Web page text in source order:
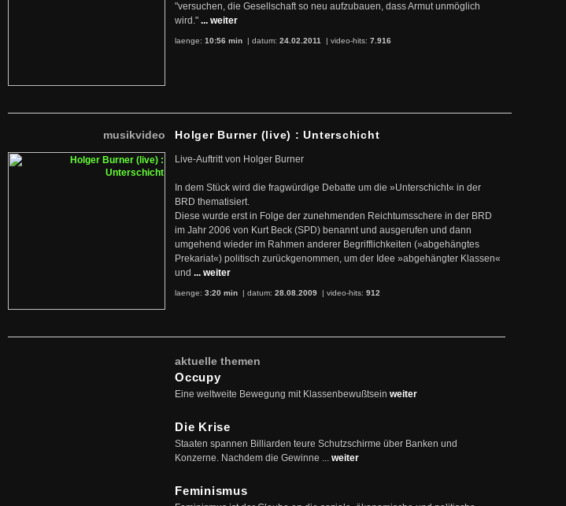
"versuchen, die Gesellschaft so neu aufzubauen, dass Armut unmöglich
wird." ... weiter
laenge: 10:56 min | datum: 24.02.2011 | video-hits: 7.916
musikvideo Holger Burner (live) : Unterschicht
Live-Auftritt von Holger Burner
In dem Stück wird die fragwürdige Debatte um die »Unterschicht« in der
BRD thematisiert.
Diese wurde erst in Folge der zunehmenden Reichtumsschere in der BRD
im Jahr 2006 von Kurt Beck (SPD) benannt und ausgerufen und dann
umgehend wieder im Rahmen anderer Begrifflichkeiten (»abgehängtes
Prekariat«) politisch zurückgenommen, um der Idee »abgehängter Klassen«
und ... weiter
laenge: 3:20 min | datum: 28.08.2009 | video-hits: 912
aktuelle themen
Occupy
Eine weltweite Bewegung mit Klassenbewußtsein weiter
Die Krise
Staaten spannen Billiarden teure Schutzschirme über Banken und
Konzerne. Nachdem die Gewinne ... weiter
Feminismus